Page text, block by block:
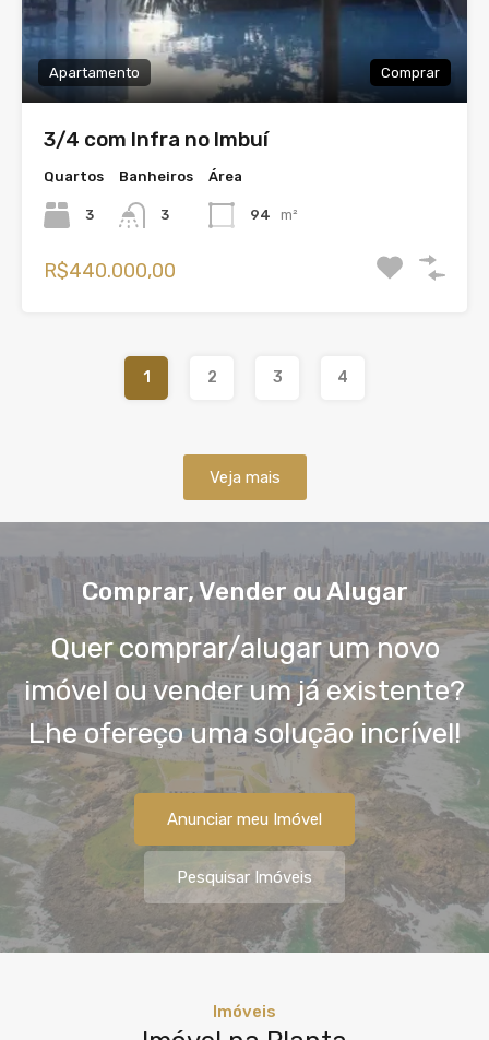
Apartamento Comprar
3/4 com Infra no Imbuí
Quartos
3
Banheiros
3
Área
94 m²
R$440.000,00
1 2 3 4
Veja mais
Comprar, Vender ou Alugar
Quer comprar/alugar um novo
imóvel ou vender um já existente?
Lhe ofereço uma solução incrível!
Anunciar meu Imóvel
Pesquisar Imóveis
Imóveis